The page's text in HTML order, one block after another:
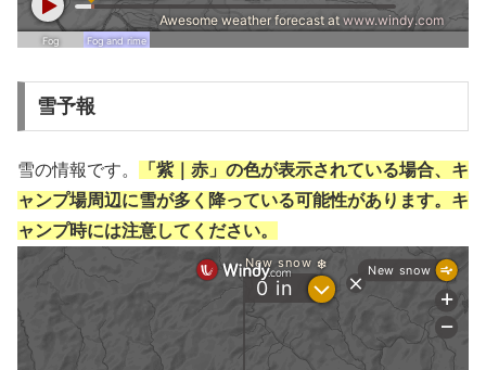
雪予報
雪の情報です。
「紫｜赤」の色が表示されている場合、キ
ャンプ場周辺に雪が多く降っている可能性があります。キ
ャンプ時には注意してください。